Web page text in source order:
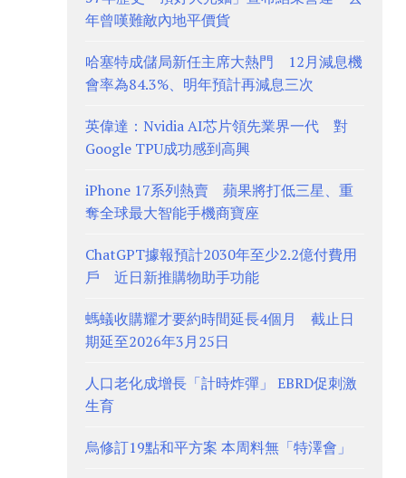
年曾嘆難敵內地平價貨
哈塞特成儲局新任主席大熱門 12月減息機
會率為84.3%、明年預計再減息三次
英偉達：Nvidia AI芯片領先業界一代 對
Google TPU成功感到高興
iPhone 17系列熱賣 蘋果將打低三星、重
奪全球最大智能手機商寶座
ChatGPT據報預計2030年至少2.2億付費用
戶 近日新推購物助手功能
螞蟻收購耀才要約時間延長4個月 截止日
期延至2026年3月25日
人口老化成增長「計時炸彈」 EBRD促刺激
生育
烏修訂19點和平方案 本周料無「特澤會」